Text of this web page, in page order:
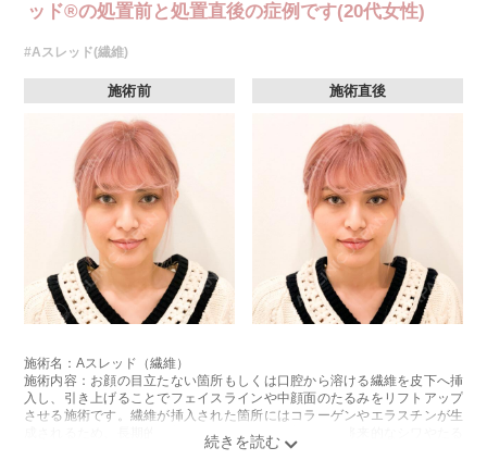
ッド®の処置前と処置直後の症例です(20代女性)
#Aスレッド(繊維)
施術前 施術直後
施術名：Aスレッド（繊維）
施術内容：お顔の目立たない箇所もしくは口腔から溶ける繊維を皮下へ挿
入し、引き上げることでフェイスラインや中顔面のたるみをリフトアップ
させる施術です。繊維が挿入された箇所にはコラーゲンやエラスチンが生
成されるため、長期的な美肌効果、肌質の改善効果、将来的なシワやたる
みの予防効果が期待できます。